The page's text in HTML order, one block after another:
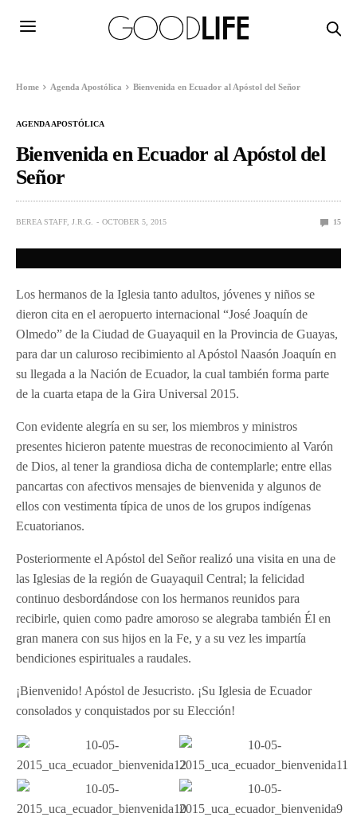
Home Agenda Apostólica Bienvenida en Ecuador al Apóstol del Señor
AGENDA APOSTÓLICA
Bienvenida en Ecuador al Apóstol del
Señor
BEREA STAFF, J.R.G. OCTOBER 5, 2015 15
Los hermanos de la Iglesia tanto adultos, jóvenes y niños se
dieron cita en el aeropuerto internacional “José Joaquín de
Olmedo” de la Ciudad de Guayaquil en la Provincia de Guayas,
para dar un caluroso recibimiento al Apóstol Naasón Joaquín en
su llegada a la Nación de Ecuador, la cual también forma parte
de la cuarta etapa de la Gira Universal 2015.
Con evidente alegría en su ser, los miembros y ministros
presentes hicieron patente muestras de reconocimiento al Varón
de Dios, al tener la grandiosa dicha de contemplarle; entre ellas
pancartas con afectivos mensajes de bienvenida y algunos de
ellos con vestimenta típica de unos de los grupos indígenas
Ecuatorianos.
Posteriormente el Apóstol del Señor realizó una visita en una de
las Iglesias de la región de Guayaquil Central; la felicidad
continuo desbordándose con los hermanos reunidos para
recibirle, quien como padre amoroso se alegraba también Él en
gran manera con sus hijos en la Fe, y a su vez les impartía
bendiciones espirituales a raudales.
¡Bienvenido! Apóstol de Jesucristo. ¡Su Iglesia de Ecuador
consolados y conquistados por su Elección!